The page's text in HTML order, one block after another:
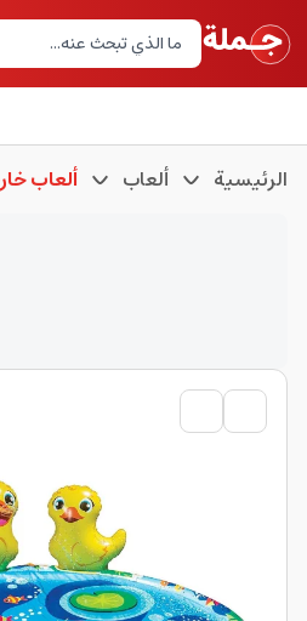
الرئيسية ألعاب ألعاب